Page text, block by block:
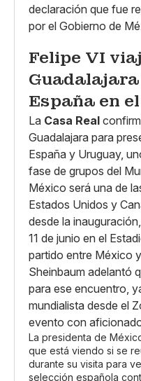
declaración que fue
por el Gobierno de
Felipe VI
España en
La Casa Real
Guadalajara para
España y Uruguay,
fase de grupos del
México será una de
Estados Unidos y
desde la
11 de junio en el
partido entre México
Sheinbaum adelantó
para ese encuentro,
mundialista desde el
evento con
La presidenta de
que está viendo si se
durante su visita para
selección española